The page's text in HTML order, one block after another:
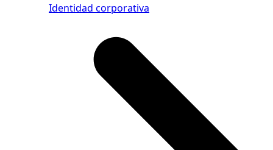
Identidad corporativa